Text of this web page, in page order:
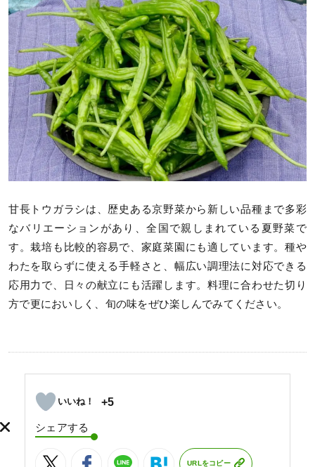
甘長トウガラシは、歴史ある京野菜から新しい品種まで多彩
なバリエーションがあり、全国で親しまれている夏野菜で
す。栽培も比較的容易で、家庭菜園にも適しています。種や
わたを取らずに使える手軽さと、幅広い調理法に対応できる
応用力で、日々の献立にも活躍します。料理に合わせた切り
方で更においしく、旬の味をぜひ楽しんでみてください。
+5
シェアする
URLをコピー